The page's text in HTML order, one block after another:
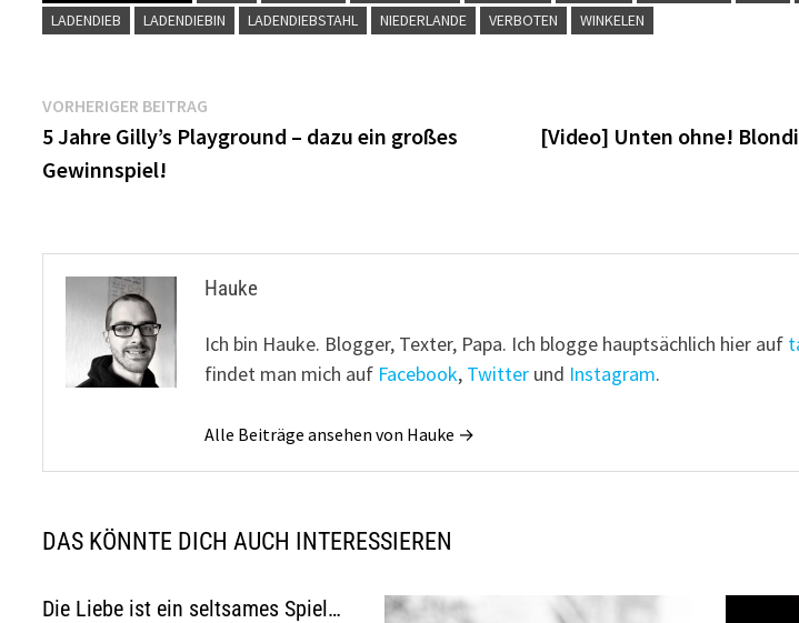
LADENDIEB
LADENDIEBIN LADENDIEBSTAHL NIEDERLANDE VERBOTEN WINKELEN
Beitragsnavigation
VORHERIGER BEITRAG
Beitrag:
5 Jahre Gilly’s Playground – dazu ein großes
Gewinnspiel!
[Video] Unten ohne!
Hauke
Ich bin Hauke. Blogger, Texter, Papa. Ich blogge hauptsächlich hier auf
findet man mich auf Facebook, Twitter und Instagram.
Alle Beiträge ansehen von Hauke →
DAS KÖNNTE DICH AUCH INTERESSIEREN
Die Liebe ist ein seltsames Spiel…